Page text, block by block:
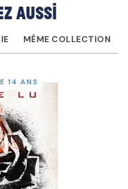
aussi
MÊME COLLECTION
14 ANS